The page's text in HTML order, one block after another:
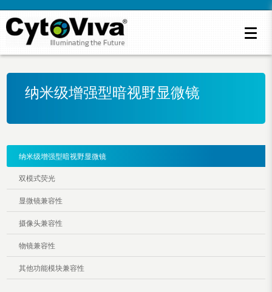
纳米级增强型暗视野显微镜
纳米级增强型暗视野显微镜
双模式荧光
显微镜兼容性
摄像头兼容性
物镜兼容性
其他功能模块兼容性